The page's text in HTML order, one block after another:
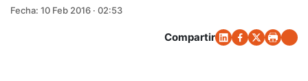
Fecha: 10 Feb 2016 · 02:53
Compartir